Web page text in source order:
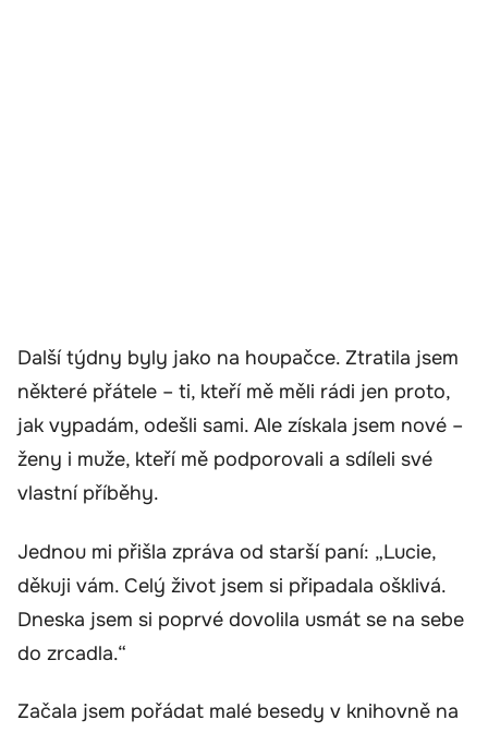
Další týdny byly jako na houpačce. Ztratila jsem
některé přátele – ti, kteří mě měli rádi jen proto,
jak vypadám, odešli sami. Ale získala jsem nové –
ženy i muže, kteří mě podporovali a sdíleli své
vlastní příběhy.
Jednou mi přišla zpráva od starší paní: „Lucie,
děkuji vám. Celý život jsem si připadala ošklivá.
Dneska jsem si poprvé dovolila usmát se na sebe
do zrcadla.“
Začala jsem pořádat malé besedy v knihovně na